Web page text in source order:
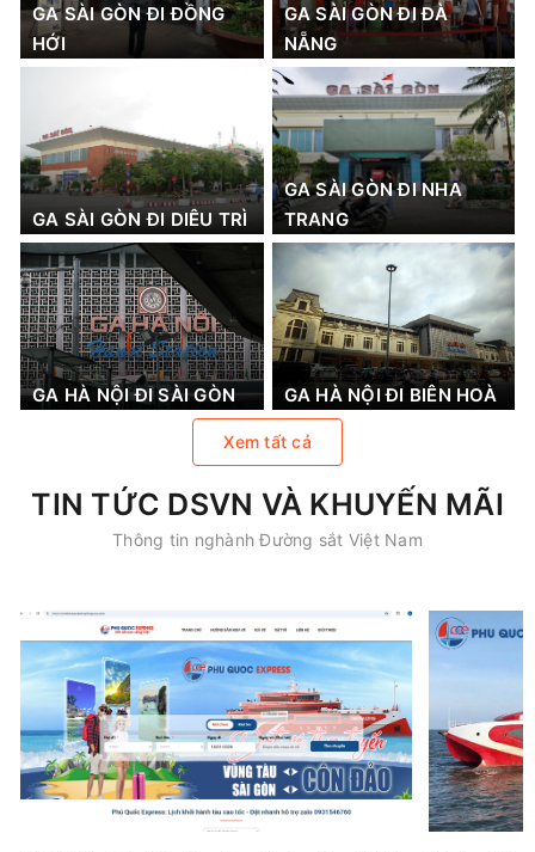
GA SÀI GÒN ĐI ĐỒNG
HỚI
GA SÀI GÒN ĐI ĐÀ
NẴNG
GA SÀI GÒN ĐI DIÊU TRÌ
GA SÀI GÒN ĐI NHA
TRANG
GA HÀ NỘI ĐI SÀI GÒN GA HÀ NỘI ĐI BIÊN HOÀ
Xem tất cả
TIN TỨC DSVN VÀ KHUYẾN MÃI
Thông tin nghành Đường sắt Việt Nam